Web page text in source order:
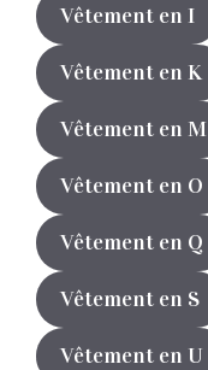
Vêtement en I
Vêtement en K
Vêtement en M
Vêtement en O
Vêtement en Q
Vêtement en S
Vêtement en U